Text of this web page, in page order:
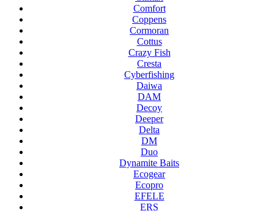
Comfort
Coppens
Cormoran
Cottus
Crazy Fish
Cresta
Cyberfishing
Daiwa
DAM
Decoy
Deeper
Delta
DM
Duo
Dynamite Baits
Ecogear
Ecopro
EFELE
ERS